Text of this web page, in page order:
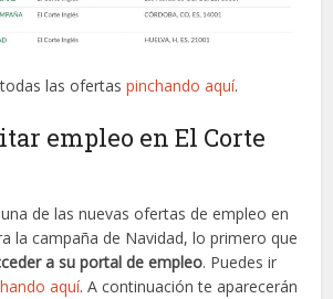
las ofertaspinchando aquí.
empleo en El Corte
de las nuevas ofertas de empleo en
la campaña de Navidad, lo primero que
a su portal de empleo. Puedes ir
aquí. A continuación te aparecerán